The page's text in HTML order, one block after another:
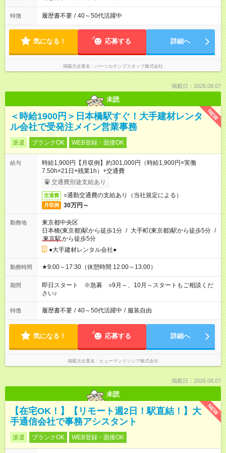
特徴 履歴書不要 / 40～50代活躍中
気になる！ 応募する 詳細へ
掲載元企業名 パーソルテンプスタッフ株式会社
掲載日：2026.08.07
未読
NEW
＜時給1900円＞日本橋駅すぐ！大手建材レンタ
ル会社で受発注メイン営業事務
派遣 ブランクOK WEB登録・面接OK
給与
時給1,900円【月収例】約301,000円（時給1,900円×実働
7.50h×21日+残業1h）+交通費
交通費別途支給あり
交通費 ○通勤交通費の支給あり（当社規定による）
月収例 30万円～
勤務地
東京都中央区
日本橋(東京都)駅から徒歩1分 / 大手町(東京都)駅から徒歩5分 /
東京駅から徒歩5分
●大手建材レンタル会社●
勤務時間 ★9:00～17:30（休憩時間 12:00～13:00）
期間
即日スタート ※急募 ○9月～、10月～スタートもご相談くだ
さい♪
特徴 履歴書不要 / 40～50代活躍中 / 服装自由
気になる！ 応募する 詳細へ
掲載元企業名 ヒューマンリソシア株式会社
掲載日：2026.08.07
未読
NEW
【在宅OK！】【リモート週2日！駅直結！】大
手通信会社で事務アシスタント
派遣 ブランクOK WEB登録・面接OK